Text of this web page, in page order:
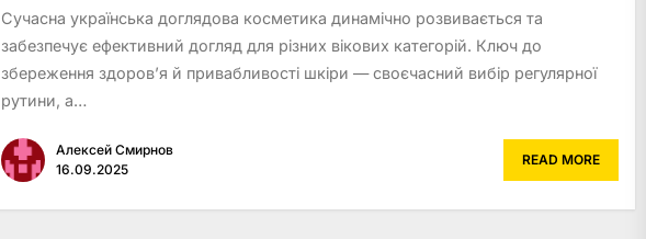
Сучасна українська доглядова косметика динамічно розвивається та
забезпечує ефективний догляд для різних вікових категорій. Ключ до
збереження здоров’я й привабливості шкіри — своєчасний вибір регулярної
рутини, а…
Алексей Смирнов
16.09.2025
READ MORE